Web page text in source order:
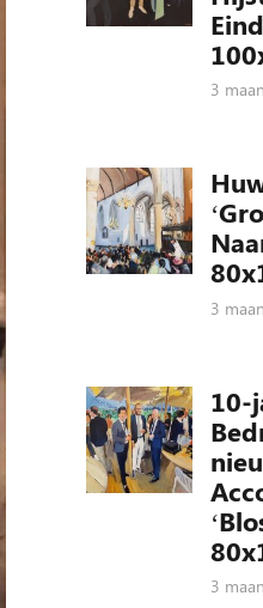
3
3
10-
3